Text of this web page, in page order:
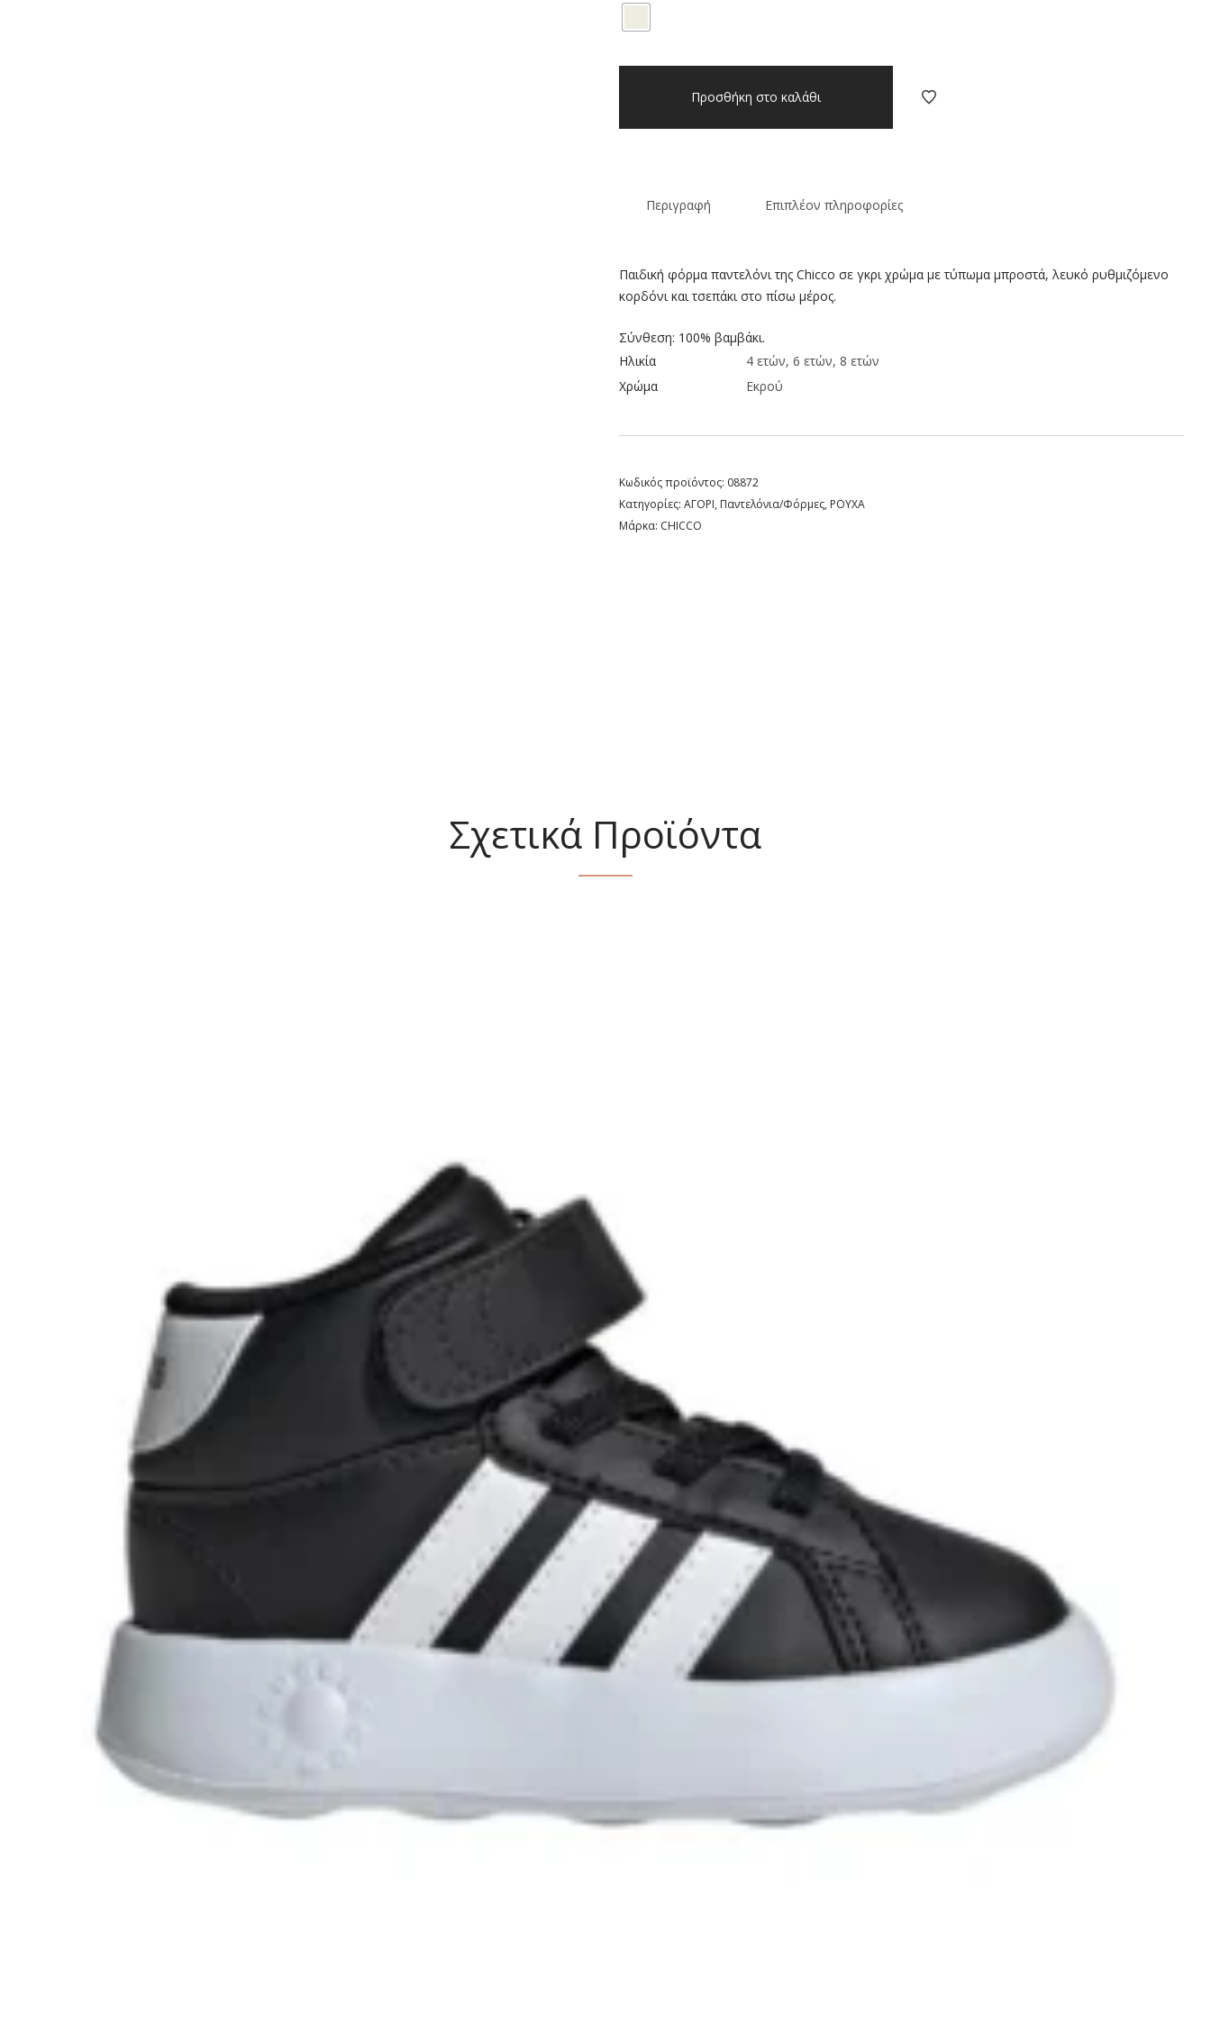
Προσθήκη στο καλάθι
Περιγραφή Επιπλέον πληροφορίες
Παιδική φόρμα παντελόνι της Chicco σε γκρι χρώμα με τύπωμα μπροστά, λευκό ρυθμιζόμενο
κορδόνι και τσεπάκι στο πίσω μέρος.
Σύνθεση: 100% βαμβάκι.
Ηλικία
4 ετών, 6 ετών, 8 ετών
Χρώμα
Εκρού
Κωδικός προϊόντος: 08872
Κατηγορίες: ΑΓΟΡΙ, Παντελόνια/Φόρμες, ΡΟΥΧΑ
Μάρκα: CHICCO
Σχετικά Προϊόντα